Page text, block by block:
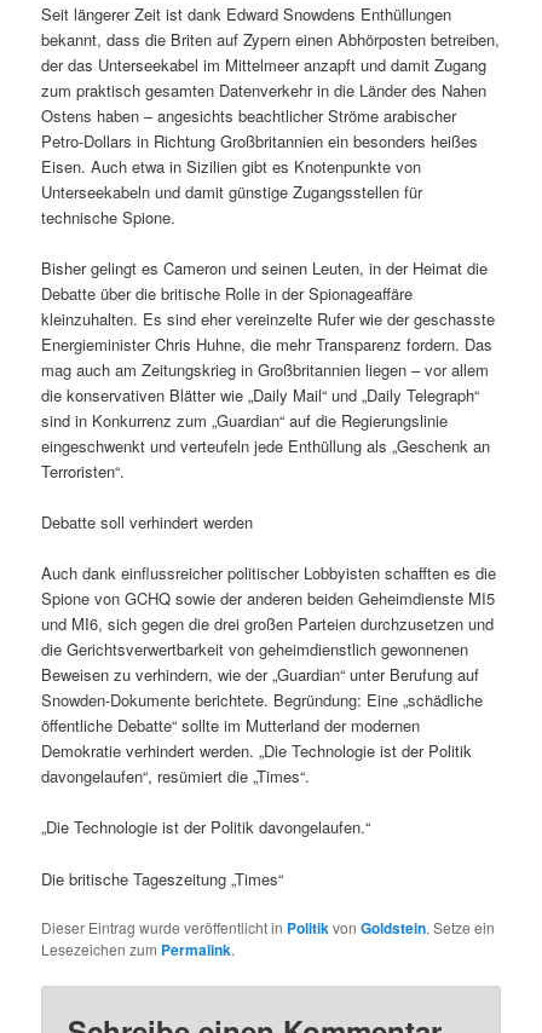
Seit längerer Zeit ist dank Edward Snowdens Enthüllungen
bekannt, dass die Briten auf Zypern einen Abhörposten betreiben,
der das Unterseekabel im Mittelmeer anzapft und damit Zugang
zum praktisch gesamten Datenverkehr in die Länder des Nahen
Ostens haben – angesichts beachtlicher Ströme arabischer
Petro-Dollars in Richtung Großbritannien ein besonders heißes
Eisen. Auch etwa in Sizilien gibt es Knotenpunkte von
Unterseekabeln und damit günstige Zugangsstellen für
technische Spione.
Bisher gelingt es Cameron und seinen Leuten, in der Heimat die
Debatte über die britische Rolle in der Spionageaffäre
kleinzuhalten. Es sind eher vereinzelte Rufer wie der geschasste
Energieminister Chris Huhne, die mehr Transparenz fordern. Das
mag auch am Zeitungskrieg in Großbritannien liegen – vor allem
die konservativen Blätter wie „Daily Mail“ und „Daily Telegraph“
sind in Konkurrenz zum „Guardian“ auf die Regierungslinie
eingeschwenkt und verteufeln jede Enthüllung als „Geschenk an
Terroristen“.
Debatte soll verhindert werden
Auch dank einflussreicher politischer Lobbyisten schafften es die
Spione von GCHQ sowie der anderen beiden Geheimdienste MI5
und MI6, sich gegen die drei großen Parteien durchzusetzen und
die Gerichtsverwertbarkeit von geheimdienstlich gewonnenen
Beweisen zu verhindern, wie der „Guardian“ unter Berufung auf
Snowden-Dokumente berichtete. Begründung: Eine „schädliche
öffentliche Debatte“ sollte im Mutterland der modernen
Demokratie verhindert werden. „Die Technologie ist der Politik
davongelaufen“, resümiert die „Times“.
„Die Technologie ist der Politik davongelaufen.“
Die britische Tageszeitung „Times“
Dieser Eintrag wurde veröffentlicht in PolitikvonGoldstein. Setze ein
Lesezeichen zum Permalink.